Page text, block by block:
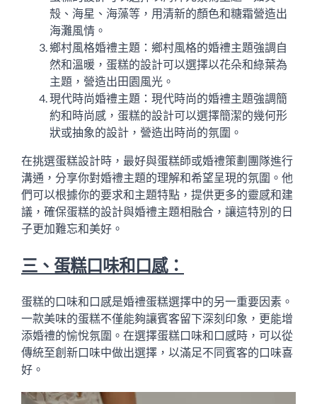
殼、海星、海藻等，用清新的顏色和糖霜營造出
海灘風情。
鄉村風格婚禮主題：鄉村風格的婚禮主題強調自
然和溫暖，蛋糕的設計可以選擇以花朵和綠葉為
主題，營造出田園風光。
現代時尚婚禮主題：現代時尚的婚禮主題強調簡
約和時尚感，蛋糕的設計可以選擇簡潔的幾何形
狀或抽象的設計，營造出時尚的氛圍。
在挑選蛋糕設計時，最好與蛋糕師或婚禮策劃團隊進行
溝通，分享你對婚禮主題的理解和希望呈現的氛圍。他
們可以根據你的要求和主題特點，提供更多的靈感和建
議，確保蛋糕的設計與婚禮主題相融合，讓這特別的日
子更加難忘和美好。
三、蛋糕口味和口感：
蛋糕的口味和口感是婚禮蛋糕選擇中的另一重要因素。
一款美味的蛋糕不僅能夠讓賓客留下深刻印象，更能增
添婚禮的愉悅氛圍。在選擇蛋糕口味和口感時，可以從
傳統至創新口味中做出選擇，以滿足不同賓客的口味喜
好。